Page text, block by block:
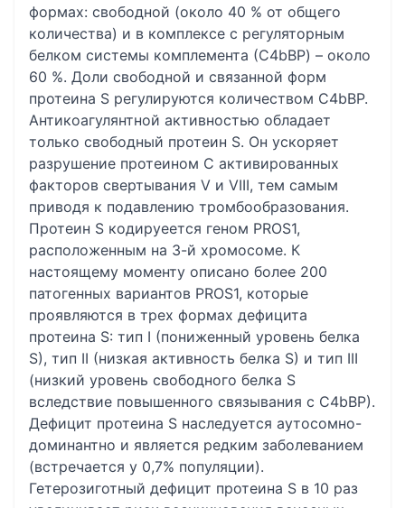
формах: свободной (около 40 % от общего
количества) и в комплексе с регуляторным
белком системы комплемента (С4bBP) – около
60 %. Доли свободной и связанной форм
протеина S регулируются количеством С4bBP.
Антикоагулянтной активностью обладает
только свободный протеин S. Он ускоряет
разрушение протеином С активированных
факторов свертывания V и VIII, тем самым
приводя к подавлению тромбообразования.
Протеин S кодируеется геном PROS1,
расположенным на 3-й хромосоме. К
настоящему моменту описано более 200
патогенных вариантов PROS1, которые
проявляются в трех формах дефицита
протеина S: тип I (пониженный уровень белка
S), тип II (низкая активность белка S) и тип III
(низкий уровень свободного белка S
вследствие повышенного связывания с С4bBP).
Дефицит протеина S наследуется аутосомно-
доминантно и является редким заболеванием
(встречается у 0,7% популяции).
Гетерозиготный дефицит протеина S в 10 раз